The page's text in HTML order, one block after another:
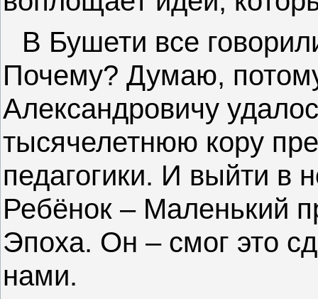
В Бушети все
Почему? Думаю,
Александровичу
тысячелетнюю кору
педагогики. И выйти в
Ребёнок – Маленький
Эпоха. Он – смог это
нами.